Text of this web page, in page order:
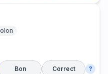
Bon Correct ?